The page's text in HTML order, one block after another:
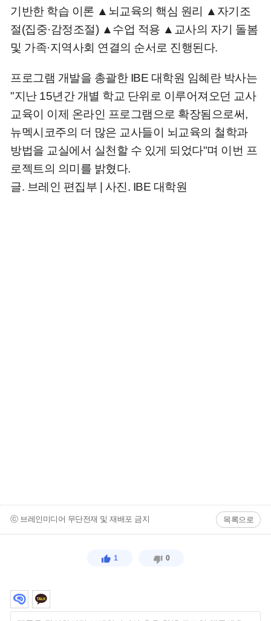
기반한 학습 이론 ▲뇌교육의 핵심 원리 ▲자기조
절(집중·감정조절) ▲수업 적용 ▲교사의 자기 돌봄
및 가족·지역사회 연결의 순서로 진행된다.
프로그램 개발을 총괄한 IBE 대학원 임혜란 박사는
"지난 15년간 개별 학교 단위로 이루어져오던 교사
교육이 이제 온라인 프로그램으로 확장됨으로써,
뉴멕시코주의 더 많은 교사들이 뇌교육의 철학과
방법을 교실에서 실천할 수 있게 되었다"며 이번 프
로젝트의 의미를 밝혔다.
글. 브레인 편집부 | 사진. IBE 대학원
ⓒ 브레인미디어 무단전재 및 재배포 금지 목록으로
1 0